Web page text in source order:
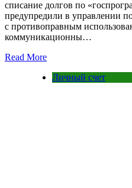
списание долгов по
предупредили в управлении
с противоправным
коммуникационны…
Read More
Личный счет